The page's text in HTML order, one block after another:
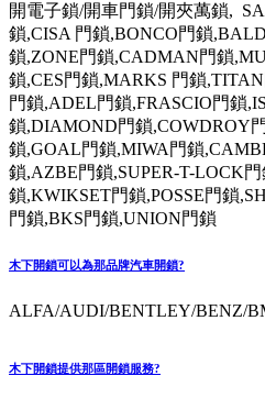
開電子鎖/開車門鎖/開夾萬鎖,
鎖,CISA 門鎖,BONCO門鎖
鎖,ZONE門鎖,CADMAN門鎖
鎖,CES門鎖,MARKS 門鎖
門鎖,ADEL門鎖,FRASCIO門鎖
鎖,DIAMOND門鎖,COWDROY
鎖,GOAL門鎖,MIWA門鎖
鎖,AZBE門鎖,SUPER-T-LOCK
鎖,KWIKSET門鎖,POSSE門鎖
門鎖,BKS門鎖,UNION門鎖
木下開鎖可以為那品牌汽車開鎖?
ALFA/AUDI/BENTLEY/BENZ/
木下開鎖提供那區開鎖服務?